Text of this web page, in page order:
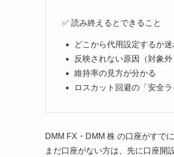
✅ 読み終えるとできること
どこから代用設定するか
反映されない原因（対象
維持率の見方が分かる
ロスカット回避の「安全
DMM FX・DMM 株 の口座がすで
まだ口座がない方は、先に口座開